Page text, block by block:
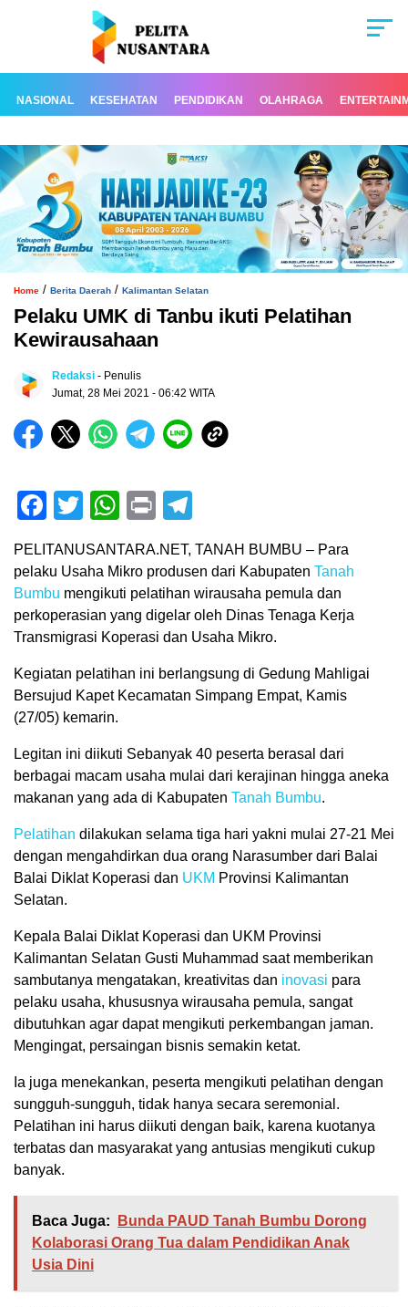
NASIONAL KESEHATAN PENDIDIKAN OLAHRAGA
Home / Berita Daerah / Kalimantan Selatan
Pelaku UMK di Tanbu ikuti Pelatihan
Kewirausahaan
Redaksi - Penulis
Jumat, 28 Mei 2021 - 06:42 WITA
Facebook
TwitterWhatsApp
Print
PELITANUSANTARA.NET, TANAH BUMBU – Para
pelaku Usaha Mikro produsen dari Kabupaten Tanah
Bumbu mengikuti pelatihan wirausaha pemula dan
perkoperasian yang digelar oleh Dinas Tenaga Kerja
Transmigrasi Koperasi dan Usaha Mikro.
Kegiatan pelatihan ini berlangsung di Gedung Mahligai
Bersujud Kapet Kecamatan Simpang Empat, Kamis
(27/05) kemarin.
Legitan ini diikuti Sebanyak 40 peserta berasal dari
berbagai macam usaha mulai dari kerajinan hingga aneka
makanan yang ada di Kabupaten Tanah Bumbu.
Pelatihan dilakukan selama tiga hari yakni mulai 27-21 Mei
dengan mengahdirkan dua orang Narasumber dari Balai
Balai Diklat Koperasi dan UKM Provinsi Kalimantan
Selatan.
Kepala Balai Diklat Koperasi dan UKM Provinsi
Kalimantan Selatan Gusti Muhammad saat memberikan
sambutanya mengatakan, kreativitas dan inovasi para
pelaku usaha, khususnya wirausaha pemula, sangat
dibutuhkan agar dapat mengikuti perkembangan jaman.
Mengingat, persaingan bisnis semakin ketat.
Ia juga menekankan, peserta mengikuti pelatihan dengan
sungguh-sungguh, tidak hanya secara seremonial.
Pelatihan ini harus diikuti dengan baik, karena kuotanya
terbatas dan masyarakat yang antusias mengikuti cukup
banyak.
Baca Juga:
Bunda PAUD Tanah Bumbu Dorong
Kolaborasi Orang Tua dalam Pendidikan Anak
Usia Dini